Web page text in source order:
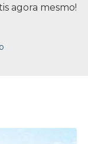
agora mesmo!